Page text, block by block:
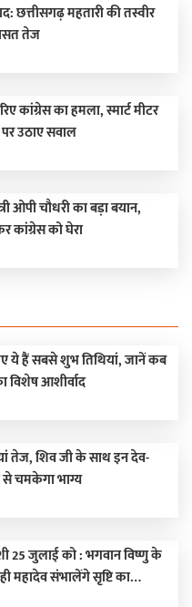
छत्तीसगढ़ महतारी की तस्वीर
तेज
कांग्रेस का हमला, स्मार्ट मीटर
उठाए सवाल
ओपी चौधरी का बड़ा बयान,
कांग्रेस को घेरा
ये हैं सबसे शुभ तिथियां, जानें कब
विशेष आशीर्वाद
तेज, शिव जी के साथ इन देव-
चमकेगा भाग्य
25 जुलाई को : भगवान विष्णु के
महादेव संभालेंगे सृष्टि का
बंद रहेंगे मांगलिक कार्य